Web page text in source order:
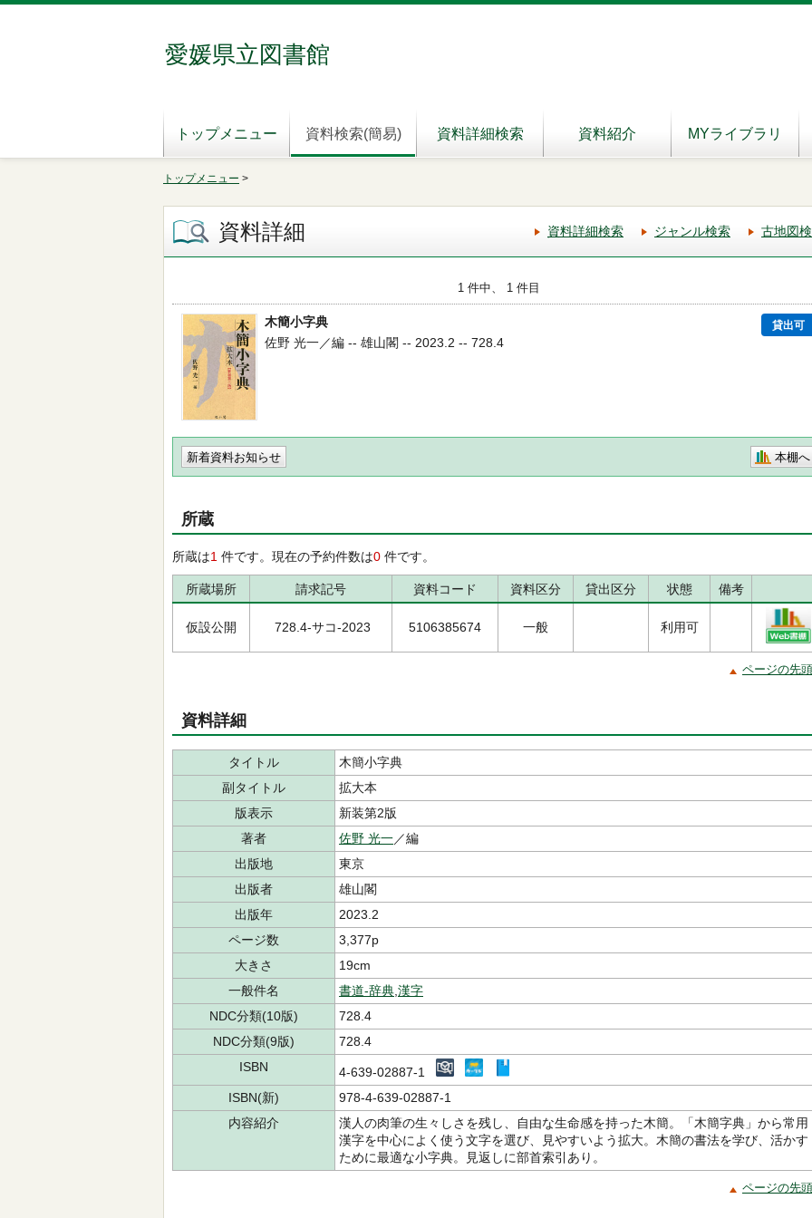
愛媛県立図書館
トップメニュー 資料検索(簡易) 資料詳細検索 資料紹介 MYライブラリ
トップメニュー >
資料詳細 資料詳細検索 ジャンル検索 古地図
1 件中、 1 件目
木簡小字典 貸出可
佐野 光一／編 -- 雄山閣 -- 2023.2 -- 728.4
新着資料お知らせ 本棚へ
所蔵
所蔵は1 件です。現在の予約件数は0 件です。
所蔵場所 請求記号 資料コード 資料区分 貸出区分 状態 備考
仮設公開 728.4-サコ-2023 5106385674 一般 利用可
ページの先
資料詳細
タイトル
木簡小字典
副タイトル
拡大本
版表示
新装第2版
著者
佐野 光一／編
出版地
東京
出版者
雄山閣
出版年
2023.2
ページ数
3,377p
大きさ
19cm
一般件名
書道-辞典 漢字
NDC分類(10版)
728.4
NDC分類(9版)
728.4
ISBN
4-639-02887-1
ISBN(新)
978-4-639-02887-1
内容紹介
漢人の肉筆の生々しさを残し、自由な生命感を持った木簡。「木簡字典」から常用
漢字を中心によく使う文字を選び、見やすいよう拡大。木簡の書法を学び、活かす
ために最適な小字典。見返しに部首索引あり。
ページの先